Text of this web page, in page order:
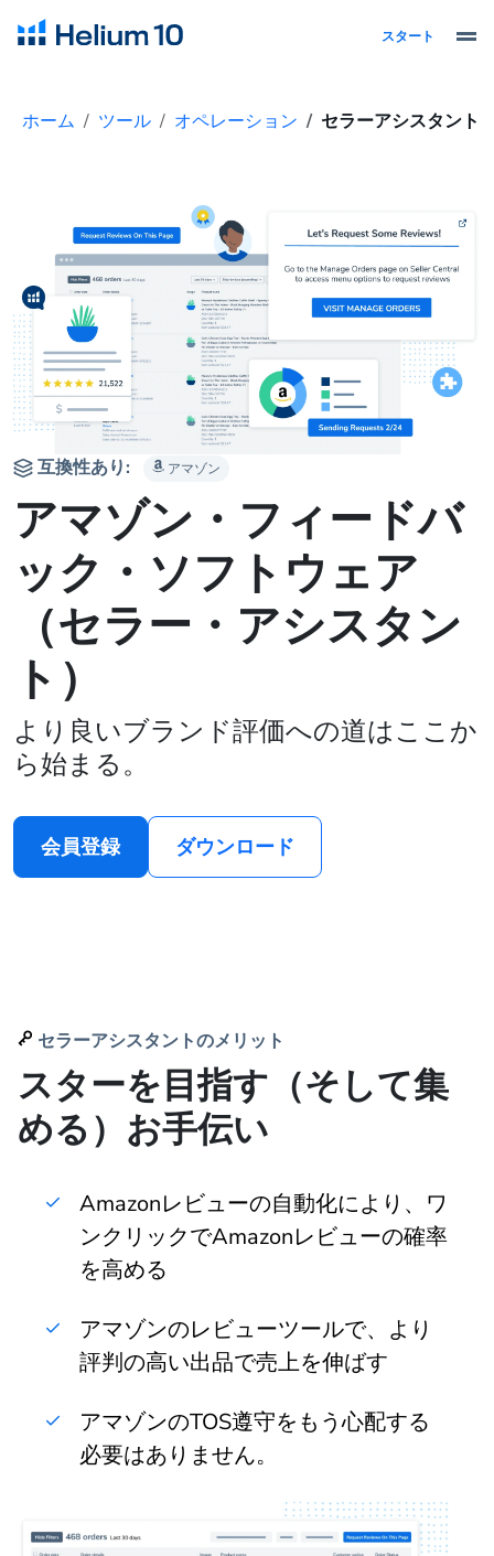
スタート
ホーム ツール オペレーション セラーアシスタント
互換性あり: アマゾン
アマゾン・フィードバ
ック・ソフトウェア
（セラー・アシスタン
ト）
より良いブランド評価への道はここか
ら始まる。
会員登録 ダウンロード
セラーアシスタントのメリット
スターを目指す（そして集
める）お手伝い
Amazonレビューの自動化により、ワ
ンクリックでAmazonレビューの確率
を高める
アマゾンのレビューツールで、より
評判の高い出品で売上を伸ばす
アマゾンのTOS遵守をもう心配する
必要はありません。